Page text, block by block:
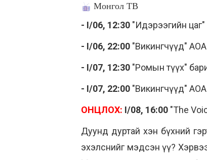
Монгол ТВ
- I/06, 12:30 "Идэрээгийн цаг"
- I/06, 22:00 "Викингчүүд"
- I/07, 12:30 "Ромын түүх"
- I/07, 22:00 "Викингчүүд"
ОНЦЛОХ: I/08, 16:00 "The
Дуунд дуртай хэн бүхний
эхэлснийг мэдсэн үү?